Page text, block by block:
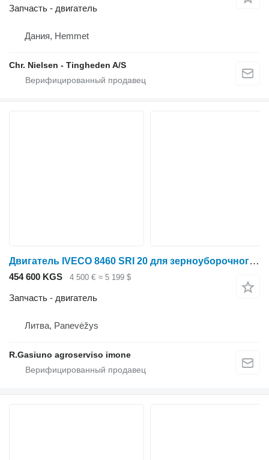
Запчасть - двигатель
Дания, Hemmet
Chr. Nielsen - Tingheden A/S
Двигатель IVECO 8460 SRI 20 для зерноуборочного комбайна
454 600 KGS 4 500 € ≈ 5 199 $
Запчасть - двигатель
Литва, Panevėžys
R.Gasiuno agroserviso imone